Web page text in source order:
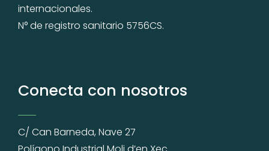
internacionales.
N° de registro sanitario 5756CS.
Conecta con nosotros
C/ Can Barneda, Nave 27